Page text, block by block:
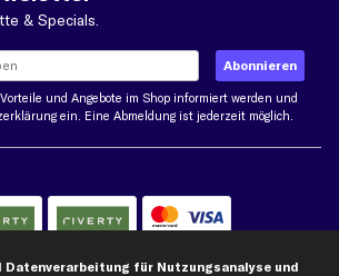
& Specials.
und Angebote im Shop informiert werden und
ein. Eine Abmeldung ist jederzeit möglich.
für Nutzungsanalyse und